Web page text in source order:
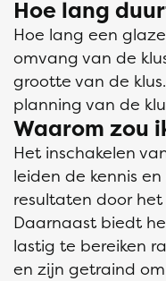
Hoe lang
Hoe lang een
omvang van de
grootte van de
planning van de
Waarom zou
Het inschakelen
leiden de kennis
resultaten door
Daarnaast biedt
lastig te bereiken
en zijn getraind